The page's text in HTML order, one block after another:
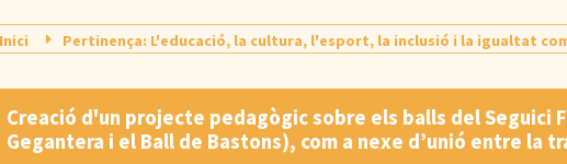
Inici Pertinença: L'educació, la cultura, l'esport, la inclusió i la igualtat
Creació d'un projecte pedagògic sobre els balls del Seguici
Gegantera i el Ball de Bastons), com a nexe d’unió entre la